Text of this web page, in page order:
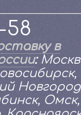
58
в
:
Омск,